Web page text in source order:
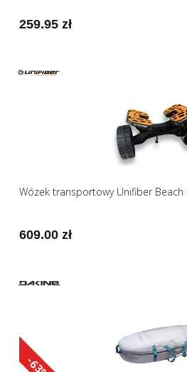
259.95 zł
Wózek transportowy Unifiber Beach
609.00 zł